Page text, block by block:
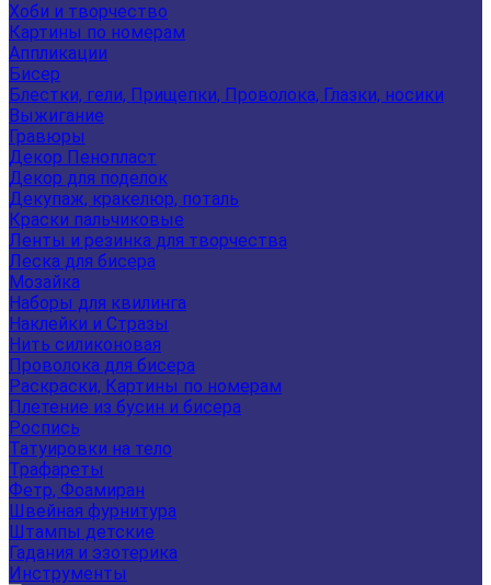
Хоби и творчество
Картины по номерам
Аппликации
Бисер
Блестки, гели, Прищепки, Проволока, Глазки, носики
Выжигание
Гравюры
Декор Пенопласт
Декор для поделок
Декупаж, кракелюр, поталь
Краски пальчиковые
Ленты и резинка для творчества
Леска для бисера
Мозайка
Наборы для квилинга
Наклейки и Стразы
Нить силиконовая
Проволока для бисера
Раскраски, Картины по номерам
Плетение из бусин и бисера
Роспись
Татуировки на тело
Трафареты
Фетр, Фоамиран
Швейная фурнитура
Штампы детские
Гадания и эзотерика
Инструменты